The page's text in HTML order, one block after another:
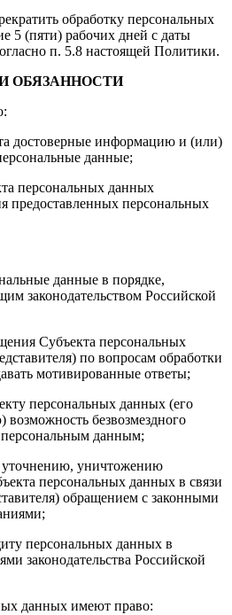
обработку персональных
5 (пяти) рабочих дней с даты
п. 5.8 настоящей Политики.
ОБЯЗАННОСТИ
достоверные информацию и (или)
данные;
персональных данных
предоставленных персональных
данные в порядке,
законодательством Российской
Субъекта персональных
по вопросам обработки
мотивированные ответы;
персональных данных (его
возможность безвозмездного
персональным данным;
уничтожению
персональных данных в связи
обращением с законными
персональных данных в
законодательства Российской
данных имеют право: